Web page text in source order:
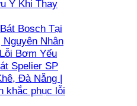
Ý Khi Thay
Bosch Tại
Nguyên Nhân
Bơm Yếu
Spelier SP
Đà Nẵng |
khắc phục lỗi